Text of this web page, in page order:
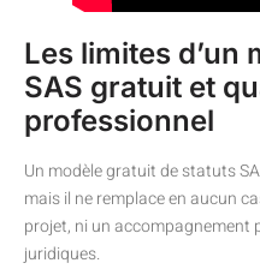
Les limites d’un
SAS gratuit et
professionnel
Un modèle gratuit de statuts
mais il ne remplace en aucun
projet, ni un accompagnement
juridiques.